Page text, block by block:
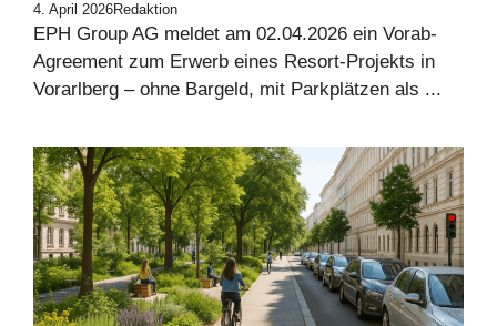
4. April 2026Redaktion
EPH Group AG meldet am 02.04.2026 ein Vorab-
Agreement zum Erwerb eines Resort-Projekts in
Vorarlberg – ohne Bargeld, mit Parkplätzen als ...